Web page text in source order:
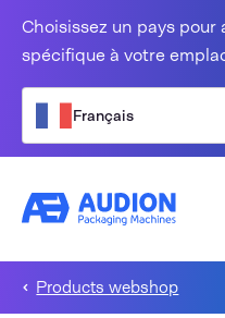
Choisissez un pays
spécifique à votre
Français
Products webshop